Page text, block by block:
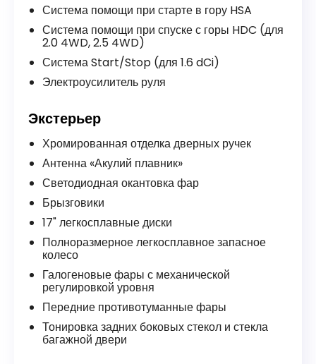
Система помощи при старте в гору HSA
Система помощи при спуске с горы HDC (для
2.0 4WD, 2.5 4WD)
Система Start/Stop (для 1.6 dCi)
Электроусилитель руля
Экстерьер
Хромированная отделка дверных ручек
Антенна «Акулий плавник»
Светодиодная окантовка фар
Брызговики
17" легкосплавные диски
Полноразмерное легкосплавное запасное
колесо
Галогеновые фары с механической
регулировкой уровня
Передние противотуманные фары
Тонировка задних боковых стекол и стекла
багажной двери